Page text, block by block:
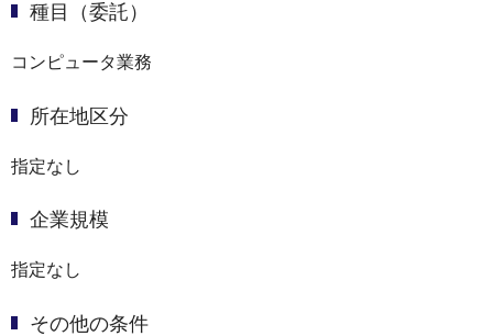
種目（委託）
コンピュータ業務
所在地区分
指定なし
企業規模
指定なし
その他の条件